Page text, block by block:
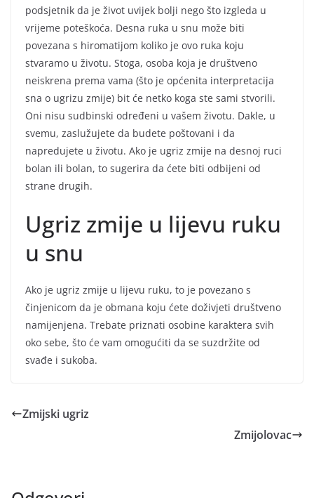
podsjetnik da je život uvijek bolji nego što izgleda u
vrijeme poteškoća. Desna ruka u snu može biti
povezana s hiromatijom koliko je ovo ruka koju
stvaramo u životu. Stoga, osoba koja je društveno
neiskrena prema vama (što je općenita interpretacija
sna o ugrizu zmije) bit će netko koga ste sami stvorili.
Oni nisu sudbinski određeni u vašem životu. Dakle, u
svemu, zaslužujete da budete poštovani i da
napredujete u životu. Ako je ugriz zmije na desnoj ruci
bolan ili bolan, to sugerira da ćete biti odbijeni od
strane drugih.
Ugriz zmije u lijevu ruku
u snu
Ako je ugriz zmije u lijevu ruku, to je povezano s
činjenicom da je obmana koju ćete doživjeti društveno
namijenjena. Trebate priznati osobine karaktera svih
oko sebe, što će vam omogućiti da se suzdržite od
svađe i sukoba.
Zmijski ugriz
Zmijolovac